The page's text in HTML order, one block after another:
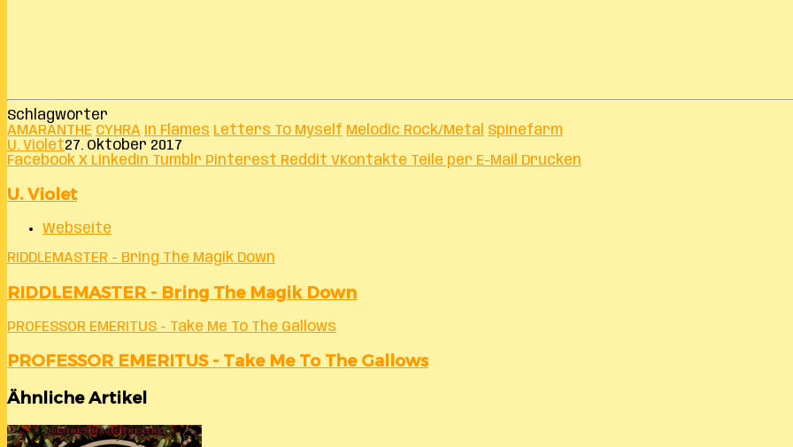
Schlagwörter
AMARANTHE CYHRA In Flames Letters To Myself Melodic Rock/Metal Spinefarm
U. Violet27. Oktober 2017
Facebook X LinkedIn Tumblr Pinterest Reddit VKontakte Teile per E-Mail Drucken
U. Violet
Webseite
RIDDLEMASTER - Bring The Magik Down
RIDDLEMASTER - Bring The Magik Down
PROFESSOR EMERITUS - Take Me To The Gallows
PROFESSOR EMERITUS - Take Me To The Gallows
Ähnliche Artikel